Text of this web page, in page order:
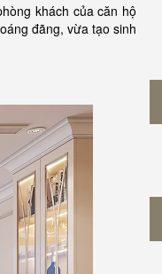
khách của căn hộ
đãng, vừa tạo sinh